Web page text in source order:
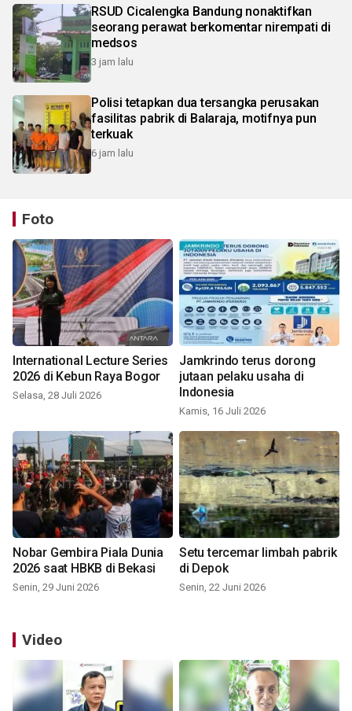
RSUD Cicalengka Bandung nonaktifkan
seorang perawat berkomentar nirempati di
medsos
3 jam lalu
Polisi tetapkan dua tersangka perusakan
fasilitas pabrik di Balaraja, motifnya pun
terkuak
6 jam lalu
Foto
International Lecture Series
2026 di Kebun Raya Bogor
Selasa, 28 Juli 2026
Jamkrindo terus dorong
jutaan pelaku usaha di
Indonesia
Kamis, 16 Juli 2026
Nobar Gembira Piala Dunia
2026 saat HBKB di Bekasi
Senin, 29 Juni 2026
Setu tercemar limbah pabrik
di Depok
Senin, 22 Juni 2026
Video